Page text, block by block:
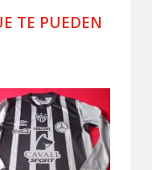
TE PUEDEN